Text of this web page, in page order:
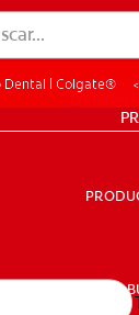
PARA
SALUD
Dental | Colgate®